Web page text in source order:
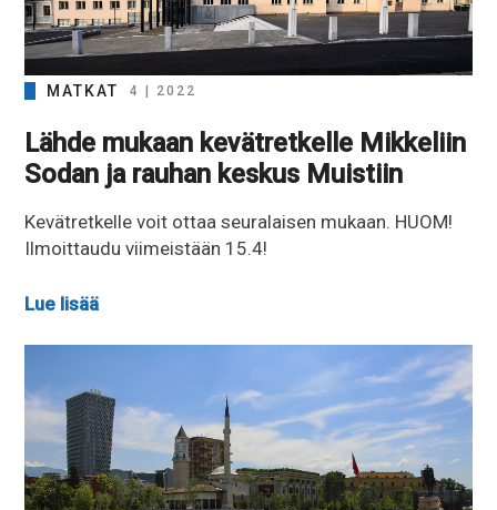
MATKAT 4 | 2022
Lähde mukaan kevätretkelle Mikkeliin
Sodan ja rauhan keskus Muistiin
Kevätretkelle voit ottaa seuralaisen mukaan. HUOM!
Ilmoittaudu viimeistään 15.4!
Lue lisää